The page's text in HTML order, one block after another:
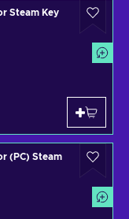
Steam Key
(PC) Steam